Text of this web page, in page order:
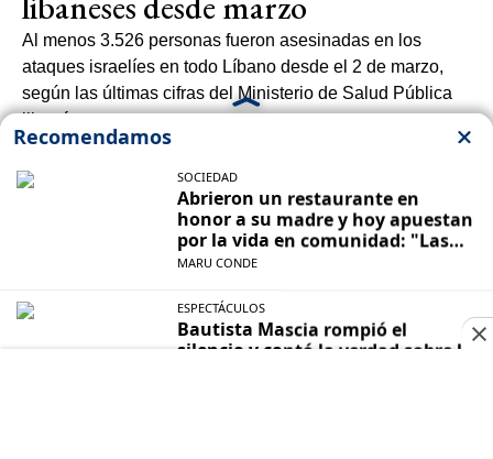
Al menos 3.526 personas fueron asesinadas en los
ataques israelíes en todo Líbano desde el 2 de marzo,
según las últimas cifras del Ministerio de Salud Pública
libanés.
Además, otras 10.733 personas resultaron heridas desde
esa fecha, según informó el ministerio.
| 04/06/2026